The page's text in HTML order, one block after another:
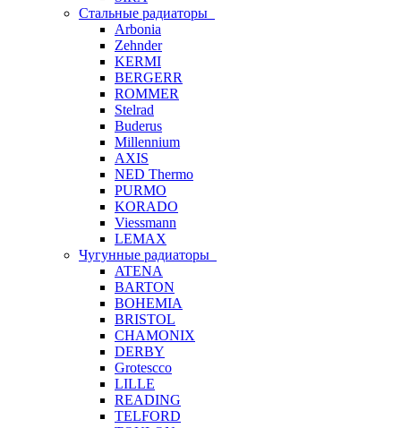
Стальные радиаторы
Arbonia
Zehnder
KERMI
BERGERR
ROMMER
Stelrad
Buderus
Millennium
AXIS
NED Thermo
PURMO
KORADO
Viessmann
LEMAX
Чугунные радиаторы
ATENA
BARTON
BOHEMIA
BRISTOL
CHAMONIX
DERBY
Grotescco
LILLE
READING
TELFORD